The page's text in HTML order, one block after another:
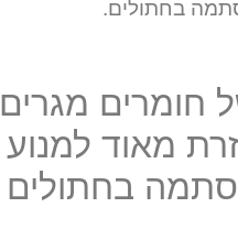
בחתולים.
חומרים מגרים
מאוד למנוע
בחתולים